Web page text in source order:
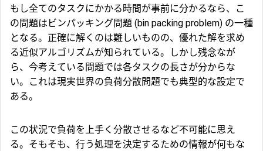
もし全てのタスクにかかる時間が事前に分かるなら、こ
の問題は ビンパッキング問題 (bin packing problem) の一種
となる。正確に解くのは難しいものの、優れた解を求め
る近似アルゴリズムが知られている。しかし残念なが
ら、今考えている問題では各タスクの長さが分からな
い。これは現実世界の負荷分散問題でも典型的な設定で
ある。
この状況で負荷を上手く分散させるなど不可能に思え
る。そもそも、行う処理を決定するための情報が何もな